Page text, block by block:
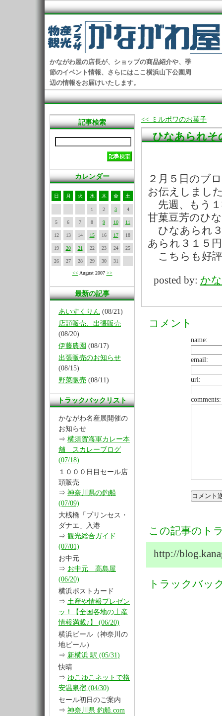
かながわ屋の店長が、ショップの商品紹介や、季
節のイベント情報、さらにはここ横浜山下公園周
辺の情報をお届けいたします。
記事検索
カレンダー
日 月 火 水 木 金 土
1 2 3 4
5 6 7 8 9 10 11
12 13 14 15 16 17 18
19 20 21 22 23 24 25
26 27 28 29 30 31
<< August 2007 >>
最新の記事
あいすくりん (08/21)
店頭販売、出張販売
(08/20)
伊藤農園 (08/17)
出張販売のお知らせ
(08/15)
野菜販売 (08/11)
トラックバックリスト
かながわ名産展開催の
お知らせ
⇒ 横須賀海軍カレー本
舗 スカレーブログ
(07/18)
１０００日目セール店
頭販売
⇒ 神奈川県の釣船
(07/09)
大桟橋「プリンセス・
ダナエ」入港
⇒ 観光総合ガイド
(07/01)
お中元
⇒ お中元 高島屋
(06/20)
横浜ポストカード
⇒ 土産や情報プレゼン
ッ！【全国各地の土産
情報満載♪】 (06/20)
横浜ビール（神奈川の
地ビール）
⇒ 新横浜 駅 (05/31)
快晴
⇒ ゆこゆこネットで格
安温泉宿 (04/30)
セール初日のご案内
⇒ 神奈川県 釣船.com
<< ミルポワのお菓子
ひなあられそ
２月５日のブ
お伝えしまし
先週、もう１
甘菓豆芳のひ
ひなあられ３
あられ３１５
こちらも好
posted by: か
コメント
name:
email:
url:
comments:
この記事のト
http://
トラックバッ